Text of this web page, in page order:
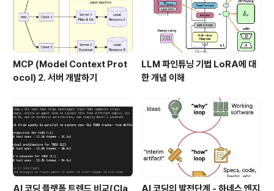
MCP (Model Context Prot
ocol) 2. 서버 개발하기
LLM 파인튜닝 기법 LoRA에 대
한 개념 이해
AI 코딩 플랫폼 트렌드 비교(Cla
AI 코딩의 발전단계 - 하네스 엔지